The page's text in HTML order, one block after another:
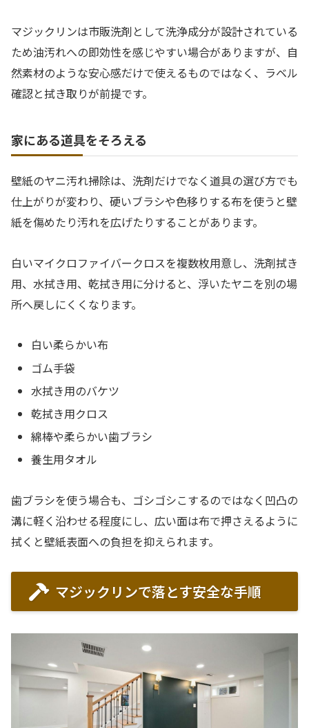
マジックリンは市販洗剤として洗浄成分が設計されている
ため油汚れへの即効性を感じやすい場合がありますが、自
然素材のような安心感だけで使えるものではなく、ラベル
確認と拭き取りが前提です。
家にある道具をそろえる
壁紙のヤニ汚れ掃除は、洗剤だけでなく道具の選び方でも
仕上がりが変わり、硬いブラシや色移りする布を使うと壁
紙を傷めたり汚れを広げたりすることがあります。
白いマイクロファイバークロスを複数枚用意し、洗剤拭き
用、水拭き用、乾拭き用に分けると、浮いたヤニを別の場
所へ戻しにくくなります。
白い柔らかい布
ゴム手袋
水拭き用のバケツ
乾拭き用クロス
綿棒や柔らかい歯ブラシ
養生用タオル
歯ブラシを使う場合も、ゴシゴシこするのではなく凹凸の
溝に軽く沿わせる程度にし、広い面は布で押さえるように
拭くと壁紙表面への負担を抑えられます。
マジックリンで落とす安全な手順